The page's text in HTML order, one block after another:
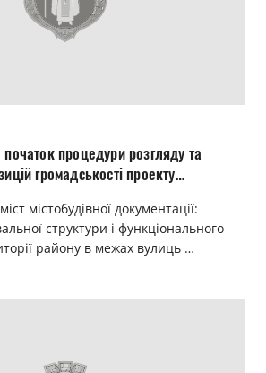
процедури розгляду та
громадськості проекту
зони річки Омеляник у м.
містобудівної документації:
структури і функціонального
району в межах вулиць …